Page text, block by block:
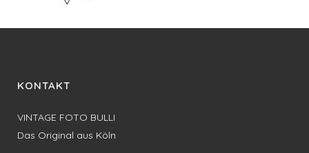
KONTAKT
VINTAGE FOTO BULLI
Das Original aus Köln